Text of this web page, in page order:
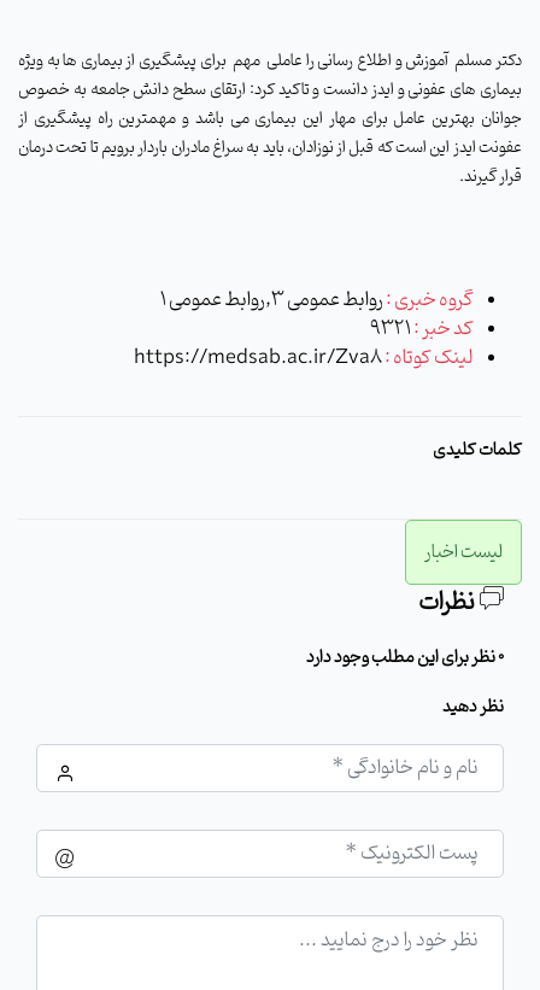
دکتر مسلم آموزش و اطلاع رسانی را عاملی مهم برای پیشگیری از بیماری ها به ویژه
بیماری های عفونی و ایدز دانست و تاکید کرد: ارتقای سطح دانش جامعه به خصوص
جوانان بهترین عامل برای مهار این بیماری می باشد و مهمترین راه پیشگیری از
عفونت ایدز این است که قبل از نوزادان، باید به سراغ مادران باردار برویم تا تحت درمان
قرار گیرند.
گروه خبری :روابط عمومی 3,روابط عمومی 1
کد خبر :9321
لینک کوتاه :https://medsab.ac.ir/Zva8
کلمات کلیدی
لیست اخبار
نظرات
0 نظر برای این مطلب وجود دارد
نظر دهید